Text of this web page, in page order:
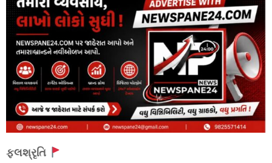
ફલશ્રૃતિ